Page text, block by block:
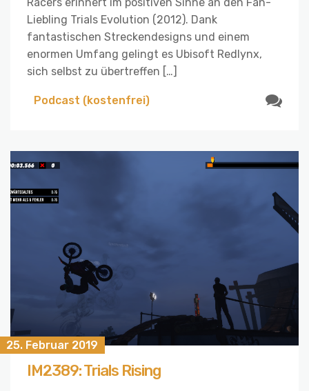
Liebling Trials Evolution (2012). Dank
fantastischen Streckendesigns und einem
enormen Umfang gelingt es Ubisoft Redlynx,
sich selbst zu übertreffen […]
Podcast (kostenfrei)
25. Februar 2019
IM2389: Trials Rising